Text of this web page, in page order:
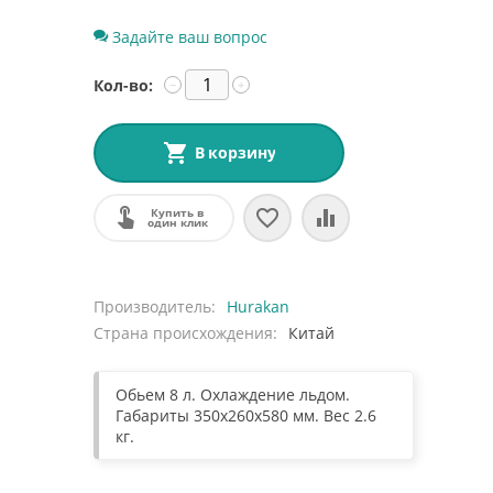
Задайте ваш вопрос
Кол-во: +
−
В корзину
Купить в
один клик
Производитель
Hurakan
Страна происхождения
Китай
Обьем 8 л. Охлаждение льдом.
Габариты 350х260х580 мм. Вес 2.6
кг.